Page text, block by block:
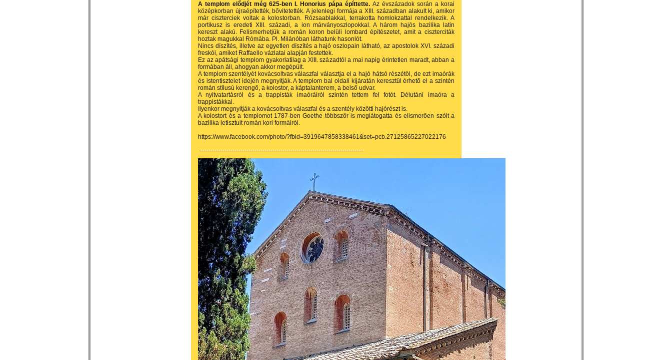
A templom elődjét még 625-ben I. Honorius pápa építtette. Az évszázadok során a korai
középkorban újraépítették, bővitetették. A jelenlegi formája a XIII. században alakult ki, amikor
már ciszterciek voltak a kolostorban. Rózsaablakkal, terrakotta homlokzattal rendelkezik. A
portikusz is eredeti XIII. századi, a ion márványoszlopokkal. A három hajós bazilika latin
kereszt alakú. Felismerhetjük a román koron belüli lombard építészetet, amit a ciszterciták
hoztak magukkal Rómába. Pl. Milánóban láthatunk hasonlót.
Nincs díszítés, illetve az egyetlen díszítés a hajó oszlopain látható, az apostolok XVI. századi
freskói, amiket Raffaello vázlatai alapján festettek.
Ez az apátsági templom gyakorlatilag a XIII. századtól a mai napig érintetlen maradt, abban a
formában áll, ahogyan akkor megépült.
A templom szentélyét kovácsoltvas válaszfal választja el a hajó hátsó részétöl, de ezt imaórák
és istentisztelet idején megnyitják. A templom bal oldali kijáratán keresztül érhető el a szintén
román stílusú kerengő, a kolostor, a káptalanterem, a belső udvar.
A nyitvatartásról és a trappisták imaóráiról szintén tettem fel fotót. Délutáni imaóra a
trappistákkal.
Ilyenkor megnyitják a kovácsoltvas válaszfal és a szentély közötti hajórészt is.
A kolostort és a templomot 1787-ben Goethe többször is meglátogatta és elismerően szólt a
bazilika letisztult román kori formáiról.
https://www.facebook.com/photo/?fbid=3919647858338461&set=pcb.27125865227022176
----------------------------------------------------------------------------------